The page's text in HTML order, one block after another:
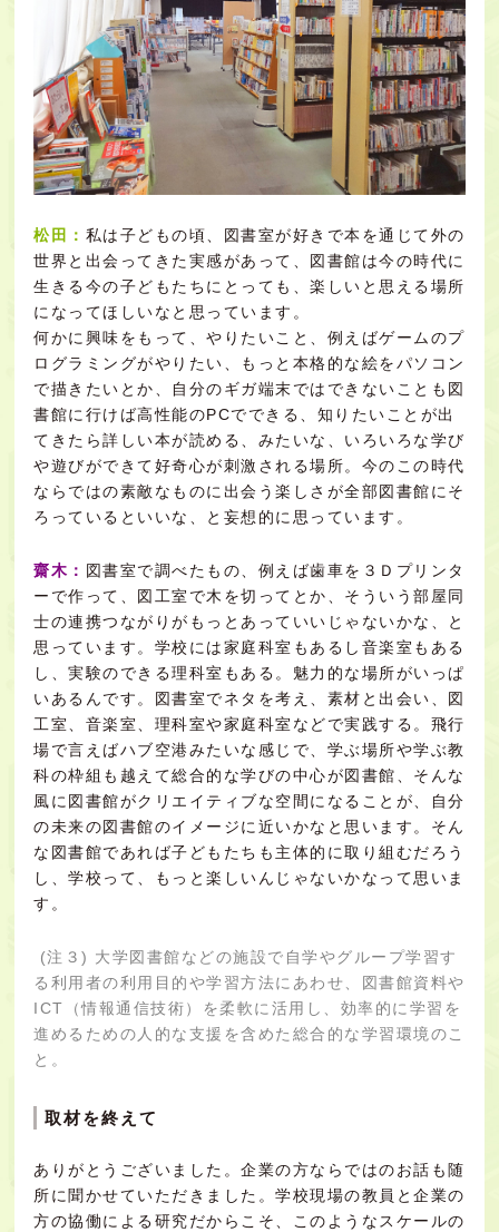
松田： 私は子どもの頃、図書室が好きで本を通じて外の
世界と出会ってきた実感があって、図書館は今の時代に
生きる今の子どもたちにとっても、楽しいと思える場所
になってほしいなと思っています。
何かに興味をもって、やりたいこと、例えばゲームのプ
ログラミングがやりたい、もっと本格的な絵をパソコン
で描きたいとか、自分のギガ端末ではできないことも図
書館に行けば高性能のPCでできる、知りたいことが出
てきたら詳しい本が読める、みたいな、いろいろな学び
や遊びができて好奇心が刺激される場所。今のこの時代
ならではの素敵なものに出会う楽しさが全部図書館にそ
ろっているといいな、と妄想的に思っています。
齋木： 図書室で調べたもの、例えば歯車を３Ｄプリンタ
ーで作って、図工室で木を切ってとか、そういう部屋同
士の連携つながりがもっとあっていいじゃないかな、と
思っています。学校には家庭科室もあるし音楽室もある
し、実験のできる理科室もある。魅力的な場所がいっぱ
いあるんです。図書室でネタを考え、素材と出会い、図
工室、音楽室、理科室や家庭科室などで実践する。飛行
場で言えばハブ空港みたいな感じで、学ぶ場所や学ぶ教
科の枠組も越えて総合的な学びの中心が図書館、そんな
風に図書館がクリエイティブな空間になることが、自分
の未来の図書館のイメージに近いかなと思います。そん
な図書館であれば子どもたちも主体的に取り組むだろう
し、学校って、もっと楽しいんじゃないかなって思いま
す。
(注３) 大学図書館などの施設で自学やグループ学習す
る利用者の利用目的や学習方法にあわせ、図書館資料や
ICT（情報通信技術）を柔軟に活用し、効率的に学習を
進めるための人的な支援を含めた総合的な学習環境のこ
と。
取材を終えて
ありがとうございました。企業の方ならではのお話も随
所に聞かせていただきました。学校現場の教員と企業の
方の協働による研究だからこそ、このようなスケールの